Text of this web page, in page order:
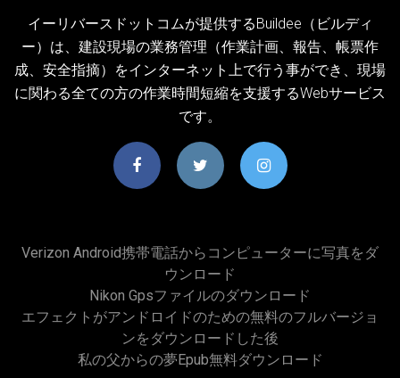
イーリバースドットコムが提供するBuildee（ビルディ
ー）は、建設現場の業務管理（作業計画、報告、帳票作
成、安全指摘）をインターネット上で行う事ができ、現場
に関わる全ての方の作業時間短縮を支援するWebサービス
です。
Verizon Android携帯電話からコンピューターに写真をダ
ウンロード
Nikon Gpsファイルのダウンロード
エフェクトがアンドロイドのための無料のフルバージョ
ンをダウンロードした後
私の父からの夢epub無料ダウンロード